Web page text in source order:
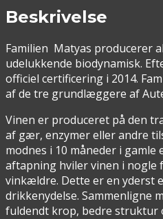
Beskrivelse
Familien Matyas producerer
udelukkende biodynamisk.
officiel certificering i 2014.
af de tre grundlæggere af
Vinen er produceret på den
af gær, enzymer eller andre
modnes i 10 måneder i
aftapning hviler vinen i nogle
vinkældre. Dette er en yderst
drikkenydelse. Sammenligne
fuldendt krop, bedre struktur